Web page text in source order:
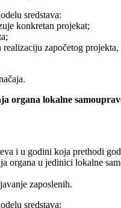
sredstava:
konkretan projekat;
započetog
organa lokalne
i u godini koja prethodi
organa u jedinici lokalne
zaposlenih.
sredstava: